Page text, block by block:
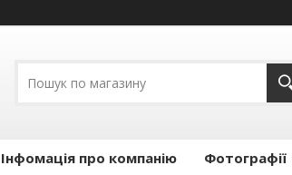
Інфомація про компанію Фотографії